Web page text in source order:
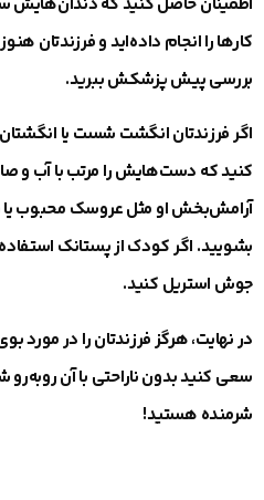
کارها را انجام داده‌اید و فرزندتان
بررسی پیش پزشکش ببرید.
اگر فرزندتان انگشت شست یا
کنید که دست‌هایش را مرتب با آب و
آرامش‌بخش او مثل عروسک محبوب یا
بشویید. اگر کودک از پستانک استفاده
جوش استریل کنید.
در نهایت، هرگز فرزندتان را در
سعی کنید بدون ناراحتی با آن
شرمنده هستید!